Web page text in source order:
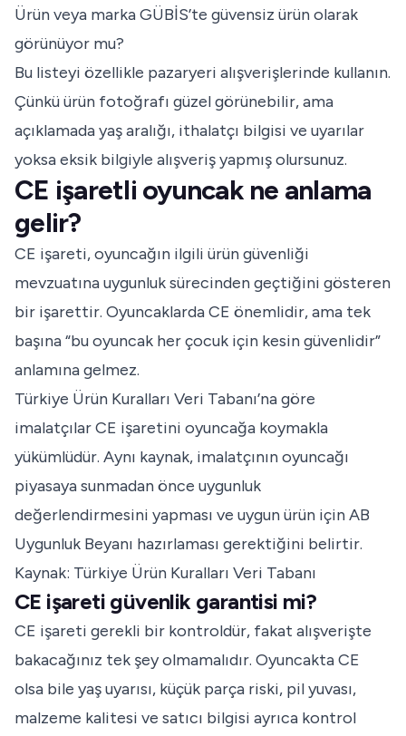
Ürün veya marka GÜBİS’te güvensiz ürün olarak
görünüyor mu?
Bu listeyi özellikle pazaryeri alışverişlerinde kullanın.
Çünkü ürün fotoğrafı güzel görünebilir, ama
açıklamada yaş aralığı, ithalatçı bilgisi ve uyarılar
yoksa eksik bilgiyle alışveriş yapmış olursunuz.
CE işaretli oyuncak ne anlama
gelir?
CE işareti, oyuncağın ilgili ürün güvenliği
mevzuatına uygunluk sürecinden geçtiğini gösteren
bir işarettir. Oyuncaklarda CE önemlidir, ama tek
başına “bu oyuncak her çocuk için kesin güvenlidir”
anlamına gelmez.
Türkiye Ürün Kuralları Veri Tabanı’na göre
imalatçılar CE işaretini oyuncağa koymakla
yükümlüdür. Aynı kaynak, imalatçının oyuncağı
piyasaya sunmadan önce uygunluk
değerlendirmesini yapması ve uygun ürün için AB
Uygunluk Beyanı hazırlaması gerektiğini belirtir.
Kaynak: Türkiye Ürün Kuralları Veri Tabanı
CE işareti güvenlik garantisi mi?
CE işareti gerekli bir kontroldür, fakat alışverişte
bakacağınız tek şey olmamalıdır. Oyuncakta CE
olsa bile yaş uyarısı, küçük parça riski, pil yuvası,
malzeme kalitesi ve satıcı bilgisi ayrıca kontrol